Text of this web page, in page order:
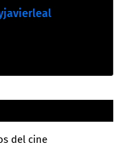
del cine